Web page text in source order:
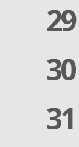
29
30
31